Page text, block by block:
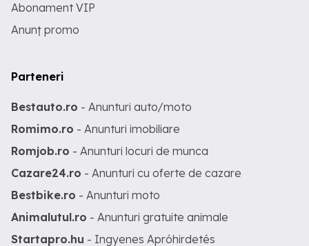
Abonament VIP
Anunț promo
Parteneri
Bestauto.ro - Anunturi auto/moto
Romimo.ro - Anunturi imobiliare
Romjob.ro - Anunturi locuri de munca
Cazare24.ro - Anunturi cu oferte de cazare
Bestbike.ro - Anunturi moto
Animalutul.ro - Anunturi gratuite animale
Startapro.hu - Ingyenes Apróhirdetés